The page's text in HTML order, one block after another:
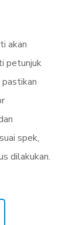
akan
petunjuk
pastikan
spek,
dilakukan.